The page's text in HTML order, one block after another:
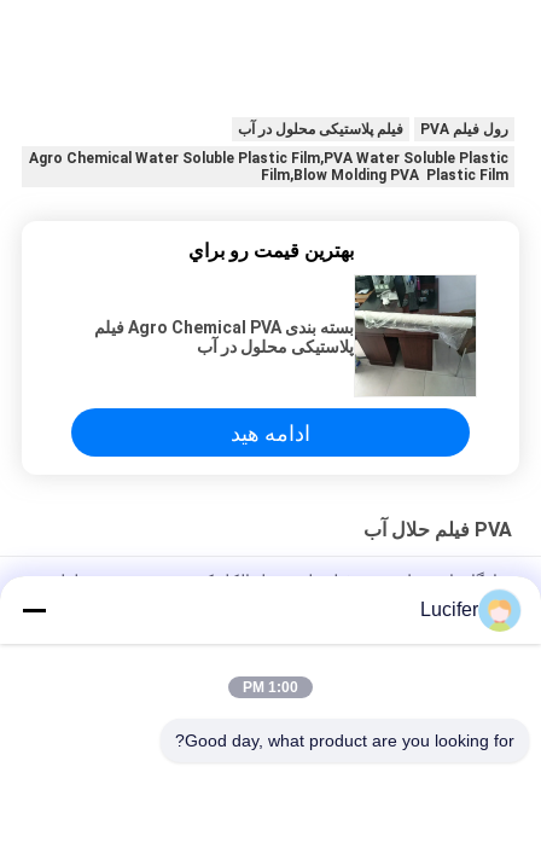
رول فیلم PVA
فیلم پلاستیکی محلول در آب
Agro Chemical Water Soluble Plastic Film,PVA Water Soluble Plastic
Film,Blow Molding PVA Plastic Film
بهترين قيمت رو براي
بسته بندی Agro Chemical PVA فیلم
پلاستیکی محلول در آب
ادامه هید
PVA فیلم حلال آب
سازگار با محیط زیست فیلم پلی وینیل الکل کیسه بسته بندی محلول در
آب PVA
فیلم محلول در آب سرد بادوام، رول فیلم PVA با ضخامت 25-80
Lucifer
1:00 PM
Good day, what product are you looking for?